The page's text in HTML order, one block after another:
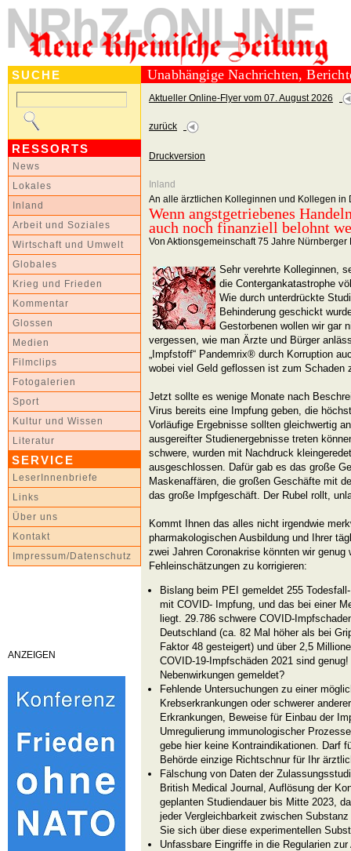
SUCHE
RESSORTS
News
Lokales
Inland
Arbeit und Soziales
Wirtschaft und Umwelt
Globales
Krieg und Frieden
Kommentar
Glossen
Medien
Filmclips
Fotogalerien
Sport
Kultur und Wissen
Literatur
SERVICE
LeserInnenbriefe
Links
Über uns
Kontakt
Impressum/Datenschutz
ANZEIGEN
Unabhängige Nachrichten,
Aktueller Online-Flyer vom 07. August 2026
zurück
Druckversion
Inland
An alle ärztlichen Kolleginnen und Kollegen in
Wenn angstgetriebenes
auch noch finanziell belohnt
Von Aktionsgemeinschaft 75 Jahre Nürnberger
Sehr verehrte Kolleginnen,
die Contergankatastrophe
Wie durch unterdrückte
Behinderung geschickt
Gestorbenen wollen wir gar
vergessen, wie man Ärzte und Bürger
„Impfstoff“ Pandemrix® durch Korruption
wobei viel Geld geflossen ist zum Schaden
Jetzt sollte es wenige Monate nach
Virus bereits eine Impfung geben, die
Vorläufige Ergebnisse sollten gleichwertig
ausgereifter Studienergebnisse treten
schwere, wurden mit Nachdruck
ausgeschlossen. Dafür gab es das große
Maskenaffären, die großen Geschäfte mit
das große Impfgeschäft. Der Rubel rollt,
Kommt Ihnen das alles nicht irgendwie
pharmakologischen Ausbildung und Ihrer
zwei Jahren Coronakrise könnten wir genug
Fehleinschätzungen zu korrigieren:
Bislang beim PEI gemeldet 255
mit COVID- Impfung, und das bei einer
liegt. 29.786 schwere COVID-
Deutschland (ca. 82 Mal höher als bei
Faktor 48 gesteigert) und über 2,5
COVID-19-Impfschäden 2021 sind
Nebenwirkungen gemeldet?
Fehlende Untersuchungen zu einer
Krebserkrankungen oder schwerer
Erkrankungen, Beweise für Einbau der
Umregulierung immunologischer
gebe hier keine Kontraindikationen. Darf
Behörde einzige Richtschnur für Ihr
Fälschung von Daten der
British Medical Journal, Auflösung der
geplanten Studiendauer bis Mitte 2023,
jeder Vergleichbarkeit zwischen
Sie sich über diese experimentellen
Unfassbare Eingriffe in die Regularien